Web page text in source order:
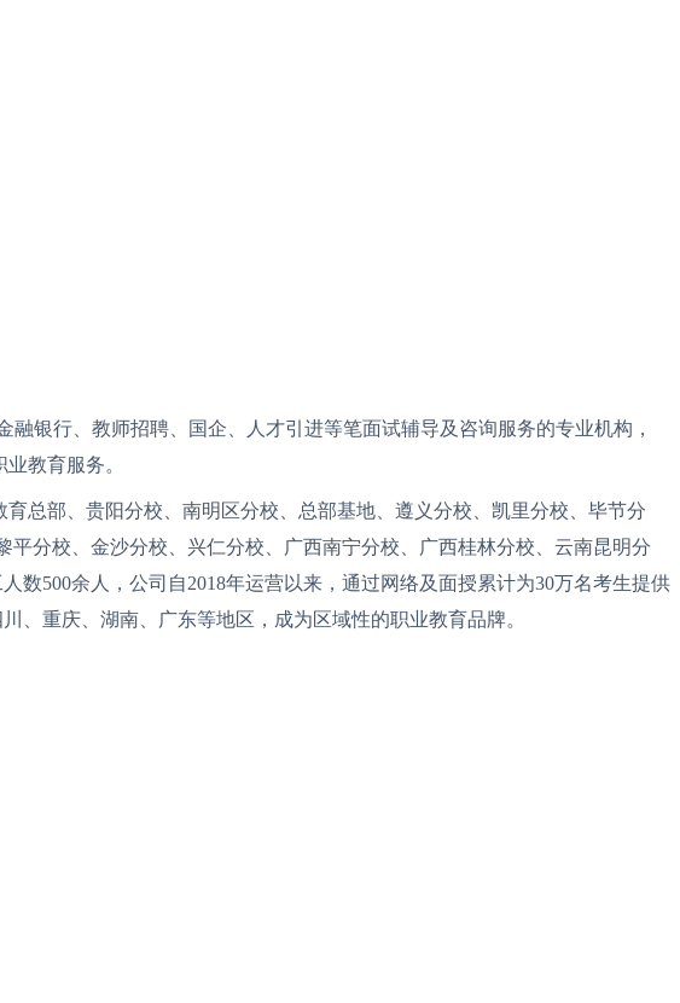
银行、教师招聘、国企、人才引进等笔面试辅导及咨询服务的专业机构，
教育服务。
总部、贵阳分校、南明区分校、总部基地、遵义分校、凯里分校、毕节分
分校、金沙分校、兴仁分校、广西南宁分校、广西桂林分校、云南昆明分
数500余人，公司自2018年运营以来，通过网络及面授累计为30万名考生提供
、重庆、湖南、广东等地区，成为区域性的职业教育品牌。